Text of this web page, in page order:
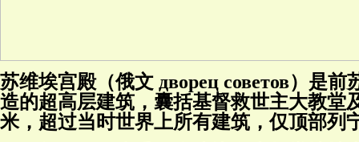
苏维埃宫殿（俄文 дворец советов）是
造的超高层建筑，囊括基督救世主大教堂
米，超过当时世界上所有建筑，仅顶部列